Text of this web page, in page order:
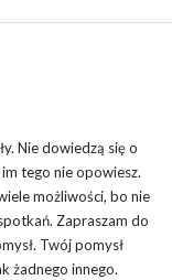
Nie dowiedzą się o
tego nie opowiesz.
możliwości, bo nie
Zapraszam do
Twój pomysł
żadnego innego.